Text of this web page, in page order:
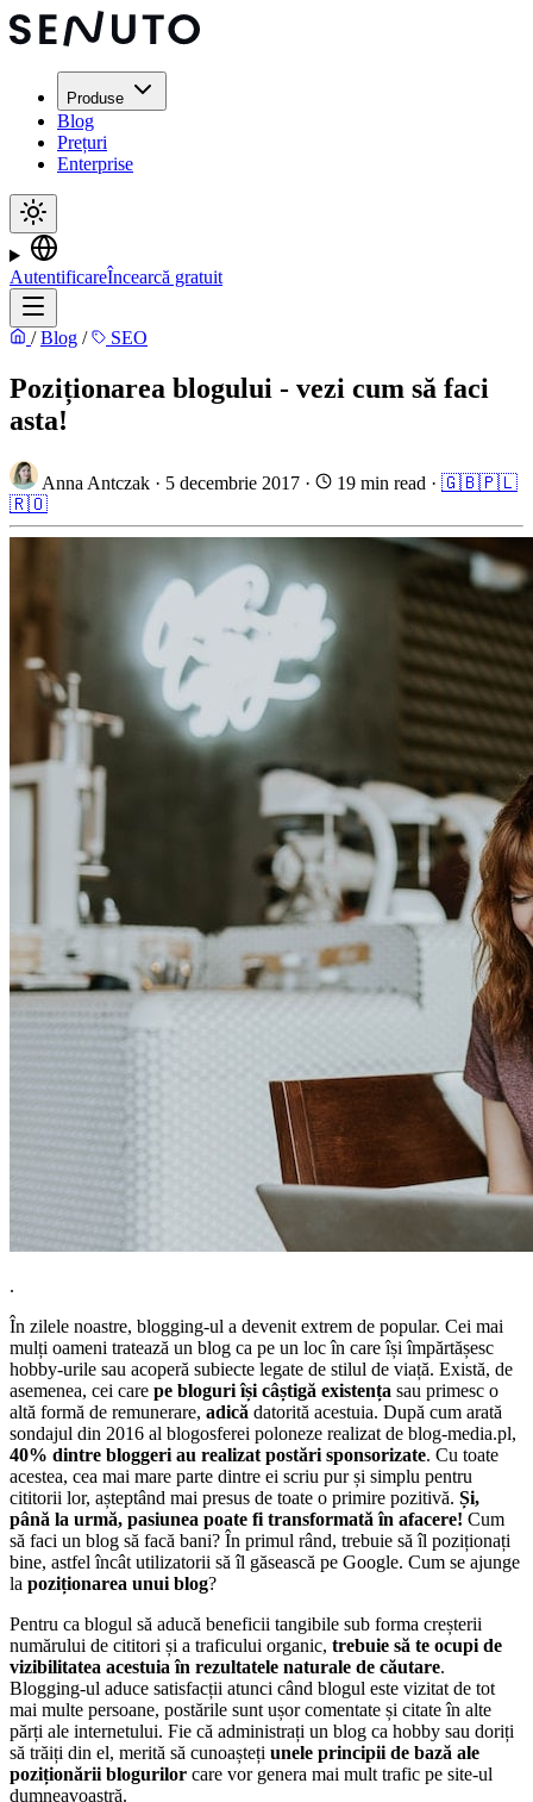
Produse
Blog
Prețuri
Enterprise
AutentificareÎncearcă gratuit
/ Blog / SEO
Poziționarea blogului - vezi cum să faci
asta!
Anna Antczak · 5 decembrie 2017 · 19 min read · 🇬🇧🇵🇱
🇷🇴
.
În zilele noastre, blogging-ul a devenit extrem de popular. Cei mai
mulți oameni tratează un blog ca pe un loc în care își împărtășesc
hobby-urile sau acoperă subiecte legate de stilul de viață. Există, de
asemenea, cei care pe bloguri își câștigă existența sau primesc o
altă formă de remunerare, adică datorită acestuia. După cum arată
sondajul din 2016 al blogosferei poloneze realizat de blog-media.pl,
40% dintre bloggeri au realizat postări sponsorizate. Cu toate
acestea, cea mai mare parte dintre ei scriu pur și simplu pentru
cititorii lor, așteptând mai presus de toate o primire pozitivă. Și,
până la urmă, pasiunea poate fi transformată în afacere! Cum
să faci un blog să facă bani? În primul rând, trebuie să îl poziționați
bine, astfel încât utilizatorii să îl găsească pe Google. Cum se ajunge
la poziționarea unui blog?
Pentru ca blogul să aducă beneficii tangibile sub forma creșterii
numărului de cititori și a traficului organic, trebuie să te ocupi de
vizibilitatea acestuia în rezultatele naturale de căutare.
Blogging-ul aduce satisfacții atunci când blogul este vizitat de tot
mai multe persoane, postările sunt ușor comentate și citate în alte
părți ale internetului. Fie că administrați un blog ca hobby sau doriți
să trăiți din el, merită să cunoașteți unele principii de bază ale
poziționării blogurilor care vor genera mai mult trafic pe site-ul
dumneavoastră.